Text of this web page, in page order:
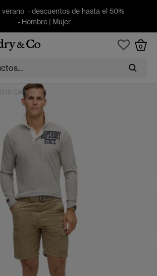
verano - descuentos de hasta el 50%
- Hombre| Mujer
0
CARGO